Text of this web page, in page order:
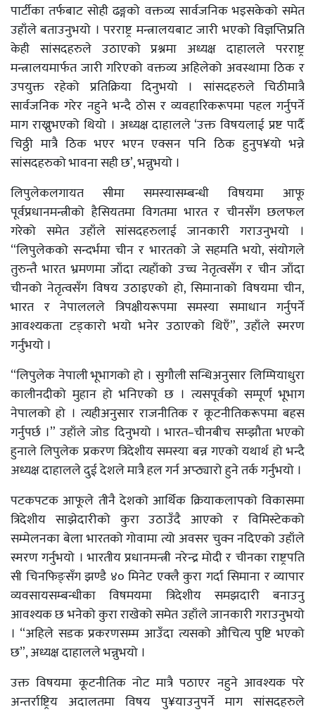
पार्टीका तर्फबाट सोही ढङ्गको वक्तव्य सार्वजनिक भइसकेको समेत
उहाँले बताउनुभयो । परराष्ट्र मन्त्रालयबाट जारी भएको विज्ञप्तिप्रति
केही सांसदहरुले उठाएको प्रश्नमा अध्यक्ष दाहालले परराष्ट्र
मन्त्रालयमार्फत जारी गरिएको वक्तव्य अहिलेको अवस्थामा ठिक र
उपयुक्त रहेको प्रतिक्रिया दिनुभयो । सांसदहरुले चिठीमात्रै
सार्वजनिक गरेर नहुने भन्दै ठोस र व्यवहारिकरूपमा पहल गर्नुपर्ने
माग राख्नुभएको थियो । अध्यक्ष दाहालले ‘उक्त विषयलाई प्रष्ट पार्दै
चिठ्ठी मात्रै ठिक भएर भएन एक्सन पनि ठिक हुनुप¥यो भन्ने
सांसदहरुको भावना सही छ’, भन्नुभयो ।
लिपुलेकलगायत सीमा समस्यासम्बन्धी विषयमा आफू
पूर्वप्रधानमन्त्रीको हैसियतमा विगतमा भारत र चीनसँग छलफल
गरेको समेत उहाँले सांसदहरुलाई जानकारी गराउनुभयो ।
“लिपुलेकको सन्दर्भमा चीन र भारतको जे सहमति भयो, संयोगले
तुरुन्तै भारत भ्रमणमा जाँदा त्यहाँको उच्च नेतृत्वसँग र चीन जाँदा
चीनको नेतृत्वसँग विषय उठाइएको हो, सिमानाको विषयमा चीन,
भारत र नेपाललले त्रिपक्षीयरूपमा समस्या समाधान गर्नुपर्ने
आवश्यकता टड्कारो भयो भनेर उठाएको थिएँ”, उहाँले स्मरण
गर्नुभयो ।
“लिपुलेक नेपाली भूभागको हो । सुगौली सन्धिअनुसार लिम्पियाधुरा
कालीनदीको मुहान हो भनिएको छ । त्यसपूर्वको सम्पूर्ण भूभाग
नेपालको हो । त्यहीअनुसार राजनीतिक र कूटनीतिकरूपमा बहस
गर्नुपर्छ ।” उहाँले जोड दिनुभयो । भारत–चीनबीच सम्झौता भएको
हुनाले लिपुलेक प्रकरण त्रिदेशीय समस्या बन्न गएको यथार्थ हो भन्दै
अध्यक्ष दाहालले दुई देशले मात्रै हल गर्न अप्ठ्यारो हुने तर्क गर्नुभयो ।
पटकपटक आफूले तीनै देशको आर्थिक क्रियाकलापको विकासमा
त्रिदेशीय साझेदारीको कुरा उठाउँदै आएको र विमिस्टेकको
सम्मेलनका बेला भारतको गोवामा त्यो अवसर चुक्न नदिएको उहाँले
स्मरण गर्नुभयो । भारतीय प्रधानमन्त्री नरेन्द्र मोदी र चीनका राष्ट्रपति
सी चिनफिङ्सँग झण्डै ४० मिनेट एक्लै कुरा गर्दा सिमाना र व्यापार
व्यवसायसम्बन्धीका विषमयमा त्रिदेशीय समझदारी बनाउनु
आवश्यक छ भनेको कुरा राखेको समेत उहाँले जानकारी गराउनुभयो
। “अहिले सडक प्रकरणसम्म आउँदा त्यसको औचित्य पुष्टि भएको
छ”, अध्यक्ष दाहालले भन्नुभयो ।
उक्त विषयमा कूटनीतिक नोट मात्रै पठाएर नहुने आवश्यक परे
अन्तर्राष्ट्रिय अदालतमा विषय पु¥याउनुपर्ने माग सांसदहरुले